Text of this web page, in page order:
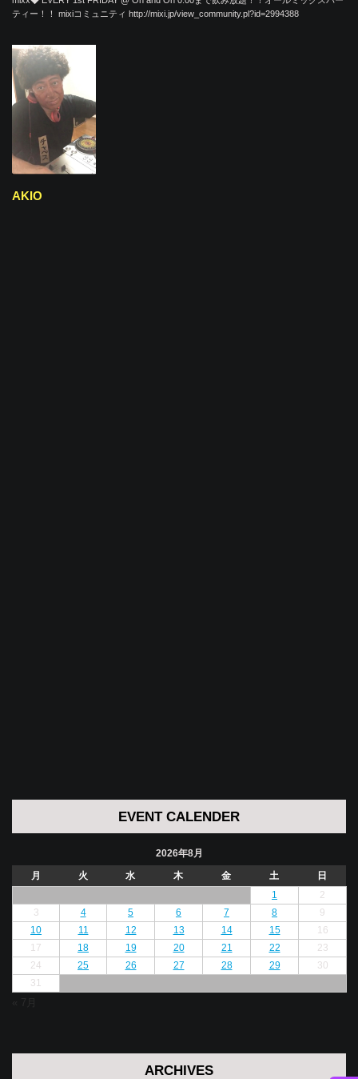
ティー！！ mixiコミュニティ http://mixi.jp/view_community.pl?id=2994388
AKIO
EVENT CALENDER
2026年8月
月
火 水 木 金 土
日
1
2
3
4 5 6 7 8
9
10
11 12 13 14 15
16
17
18 19 20 21 22
23
24
25 26 27 28 29
30
31
« 7月
ARCHIVES